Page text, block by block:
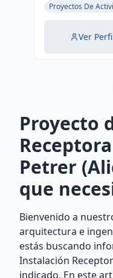
Proyectos De
Ver
Proyecto
Petrer
que
Bienvenido a
arquitectura e
estás buscando
Instalación
indicado. En este